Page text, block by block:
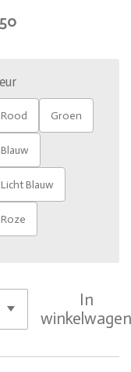
Rood Groen
Blauw
Licht Blauw
Roze
In